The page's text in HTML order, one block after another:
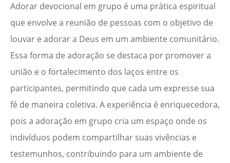
Adorar devocional em grupo é uma prática espiritual
que envolve a reunião de pessoas com o objetivo de
louvar e adorar a Deus em um ambiente comunitário.
Essa forma de adoração se destaca por promover a
união e o fortalecimento dos laços entre os
participantes, permitindo que cada um expresse sua
fé de maneira coletiva. A experiência é enriquecedora,
pois a adoração em grupo cria um espaço onde os
indivíduos podem compartilhar suas vivências e
testemunhos, contribuindo para um ambiente de